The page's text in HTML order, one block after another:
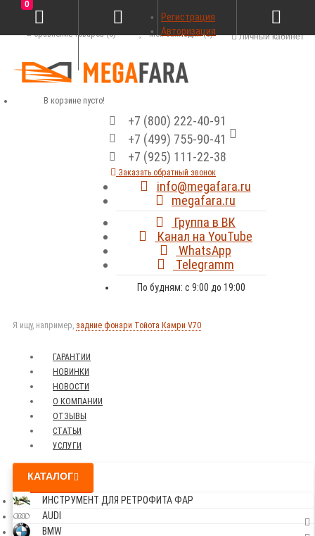
Личный кабинет
Мои закладки (0)
Сравнение товаров (0)
+7 (800) 222-40-91
+7 (499) 755-90-41
+7 (925) 111-22-38
Заказать обратный звонок
info@megafara.ru
megafara.ru
Группа в ВК
Канал на YouTube
WhatsApp
Telegramm
По будням: с 9:00 до 19:00
Я ищу, например, задние фонари Тойота Камри V70
Регистрация
Авторизация
0
В корзине пусто!
ГАРАНТИИ
НОВИНКИ
НОВОСТИ
О КОМПАНИИ
ОТЗЫВЫ
СТАТЬИ
УСЛУГИ
КАТАЛОГ
ИНСТРУМЕНТ ДЛЯ РЕТРОФИТА ФАР
AUDI
BMW